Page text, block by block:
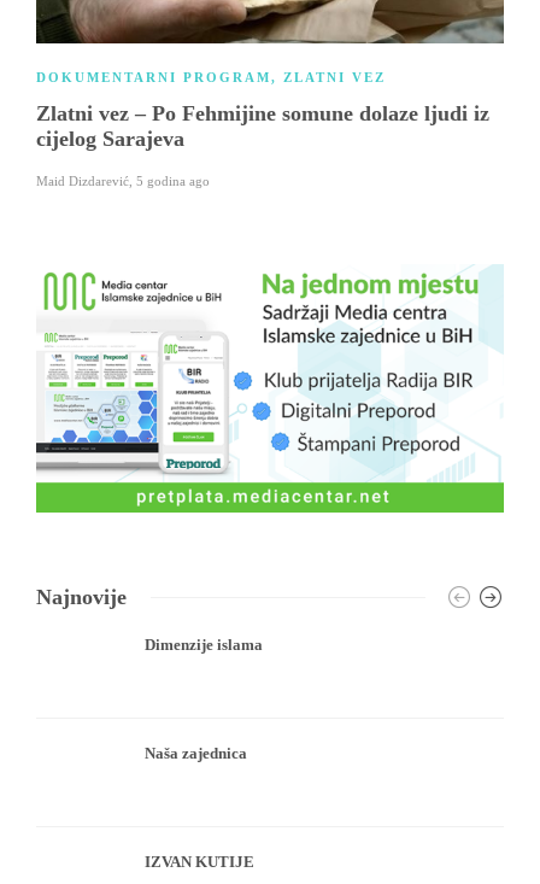
DOKUMENTARNI PROGRAM, ZLATNI VEZ
Zlatni vez – Po Fehmijine somune dolaze ljudi iz
cijelog Sarajeva
Maid Dizdarević 5 godina ago
Najnovije
Dimenzije islama
Naša zajednica
IZVAN KUTIJE